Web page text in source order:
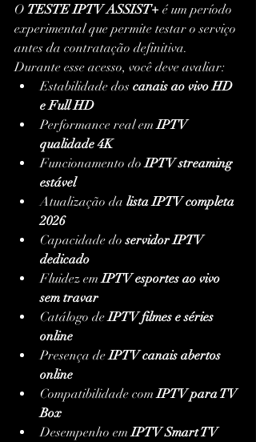
O TESTE IPTV ASSIST+ é um período
experimental que permite testar o serviço
antes da contratação definitiva.
Durante esse acesso, você deve avaliar:
Estabilidade dos canais ao vivo HD
e Full HD
Performance real em IPTV
qualidade 4K
Funcionamento do IPTV streaming
estável
Atualização da lista IPTV completa
2026
Capacidade do servidor IPTV
dedicado
Fluidez em IPTV esportes ao vivo
sem travar
Catálogo de IPTV filmes e séries
online
Presença de IPTV canais abertos
online
Compatibilidade com IPTV para TV
Box
Desempenho em IPTV Smart TV